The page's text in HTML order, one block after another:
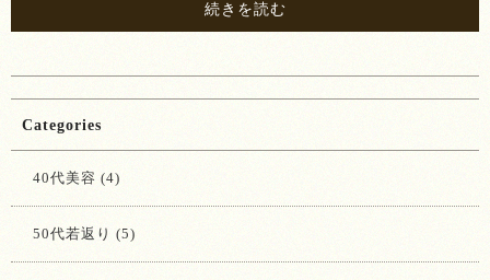
続きを読む
Categories
40代美容 (4)
50代若返り (5)